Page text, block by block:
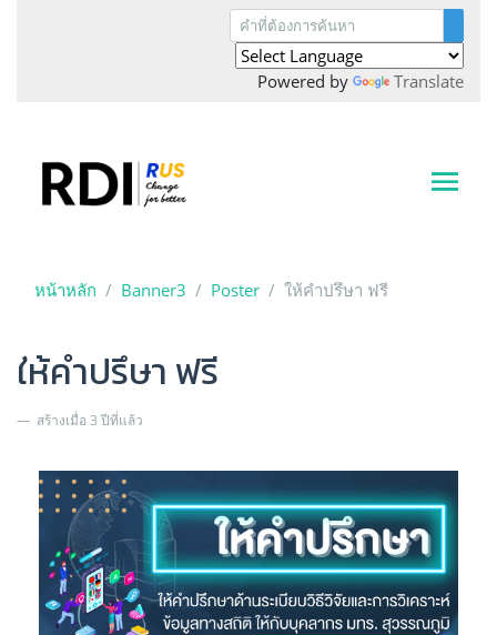
Powered by Translate
หน้าหลัก Banner3 Poster ให้คำปรึษา ฟรี
ให้คำปรึษา ฟรี
สร้างเมื่อ 3 ปีที่แล้ว